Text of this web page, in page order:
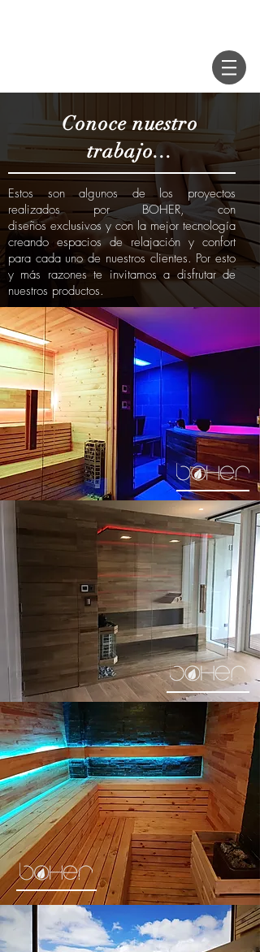
Conoce nuestro
trabajo...
Estos son algunos de los proyectos
realizados por BOHER, con
diseños exclusivos y con la mejor tecnología
creando espacios de relajación y confort
para cada uno de nuestros clientes. Por esto
y más razones te invitamos a disfrutar de
nuestros productos.